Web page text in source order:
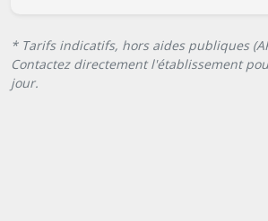
* Tarifs indicatifs, hors aides publiques
Contactez directement l'établissement
jour.